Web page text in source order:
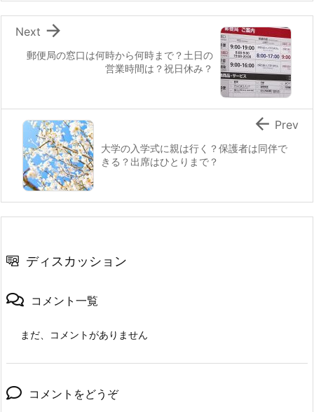
郵便局の窓口は何時から何時まで？土日の
営業時間は？祝日休み？

Next
大学の入学式に親は行く？保護者は同伴で
きる？出席はひとりまで？
 Prev
ディスカッション
コメント一覧
まだ、コメントがありません
コメントをどうぞ